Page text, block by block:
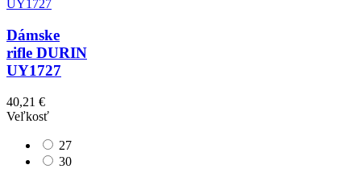
Dámske
rifle DURIN
UY1727
40,21 €
Veľkosť
27
30